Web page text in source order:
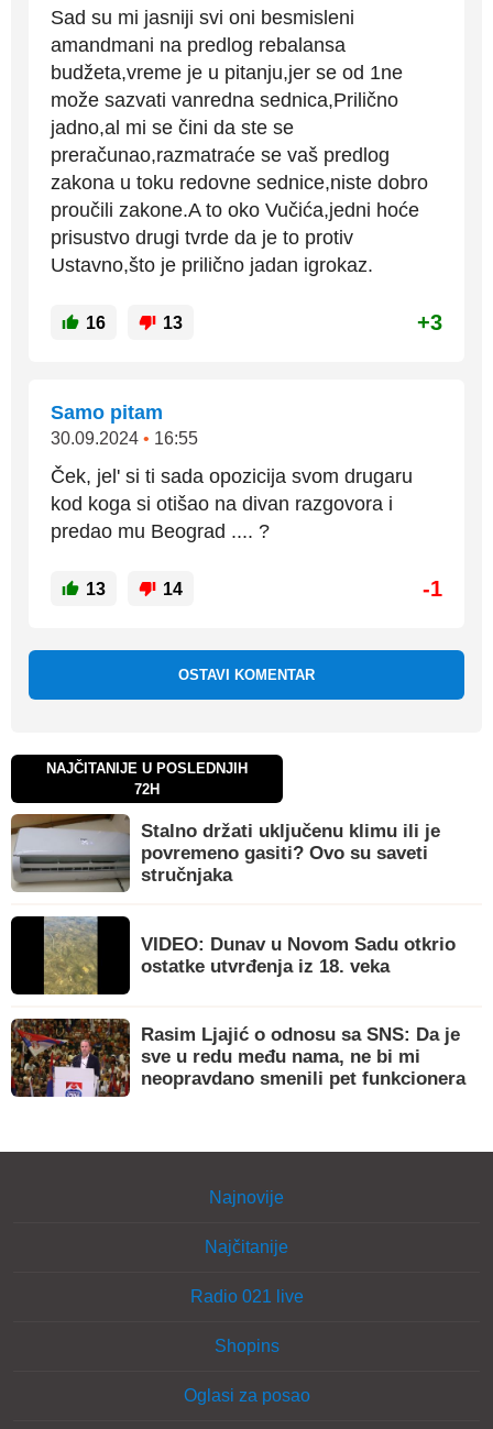
Sad su mi jasniji svi oni besmisleni
amandmani na predlog rebalansa
budžeta,vreme je u pitanju,jer se od 1ne
može sazvati vanredna sednica,Prilično
jadno,al mi se čini da ste se
preračunao,razmatraće se vaš predlog
zakona u toku redovne sednice,niste dobro
proučili zakone.A to oko Vučića,jedni hoće
prisustvo drugi tvrde da je to protiv
Ustavno,što je prilično jadan igrokaz.
16 13 +3
Samo pitam
30.09.2024 • 16:55
Ček, jel' si ti sada opozicija svom drugaru
kod koga si otišao na divan razgovora i
predao mu Beograd .... ?
13 14 -1
OSTAVI KOMENTAR
NAJČITANIJE U POSLEDNJIH
72H
Stalno držati uključenu klimu ili je
povremeno gasiti? Ovo su saveti
stručnjaka
VIDEO: Dunav u Novom Sadu otkrio
ostatke utvrđenja iz 18. veka
Rasim Ljajić o odnosu sa SNS: Da je
sve u redu među nama, ne bi mi
neopravdano smenili pet funkcionera
Najnovije
Najčitanije
Radio 021 live
Shopins
Oglasi za posao